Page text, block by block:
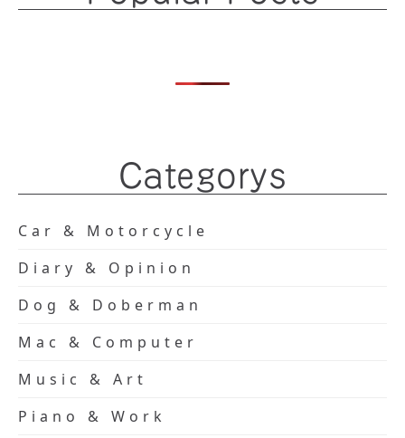
Categorys
Car & Motorcycle
Diary & Opinion
Dog & Doberman
Mac & Computer
Music & Art
Piano & Work